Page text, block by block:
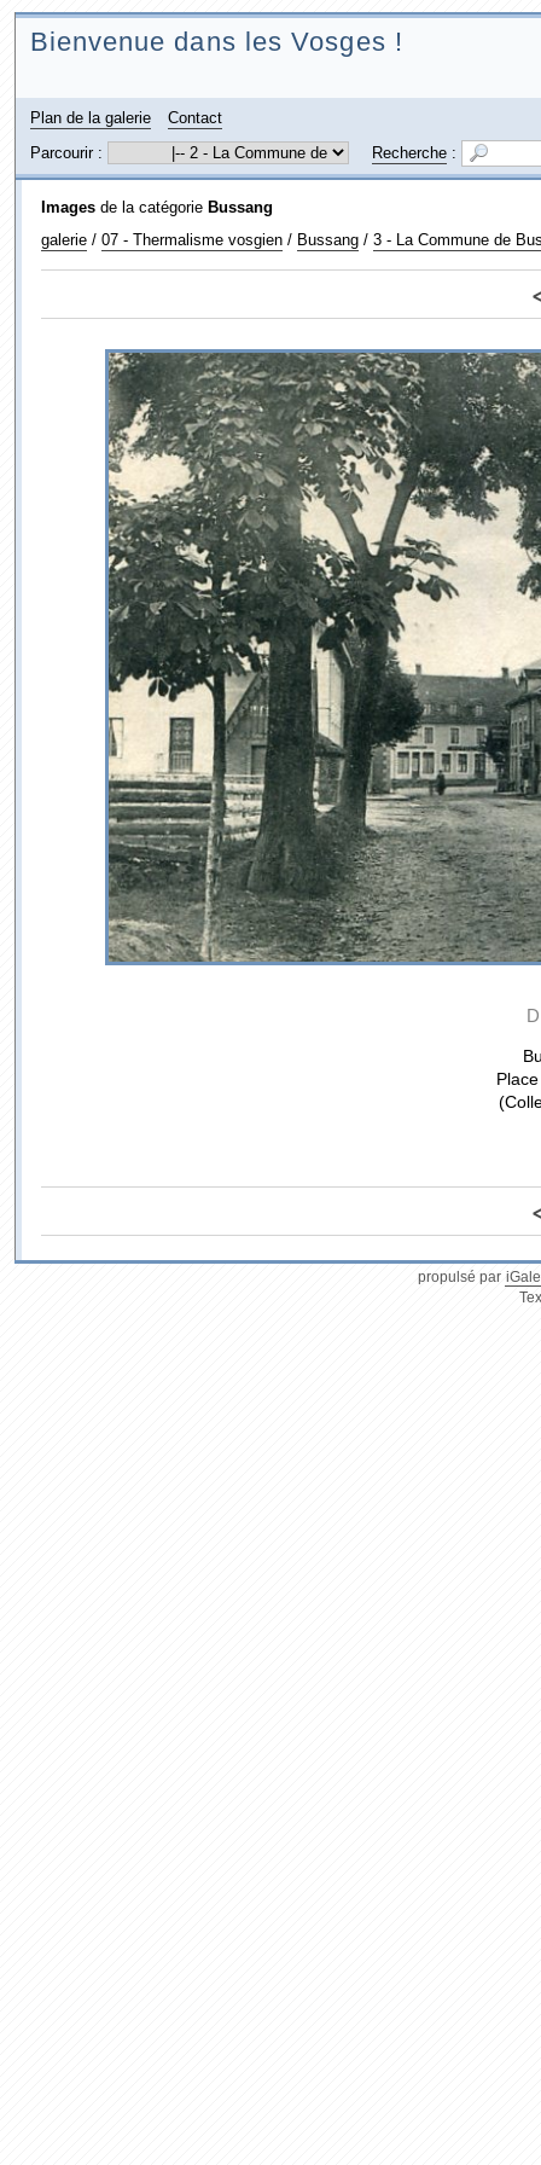
Bienvenue dans les Vosges !
Plan de la galerie
Contact
Parcourir :
Recherche:
Imagesde la catégorie Bussang
galerie/ 07 - Thermalisme vosgien/ Bussang/ 3 - La Commune de
propulsé par